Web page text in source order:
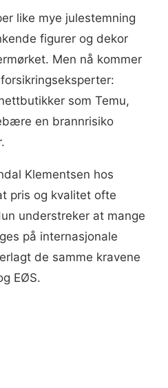
like mye julestemning
figurer og dekor
Men nå kommer
som Temu,
en brannrisiko
Klementsen hos
pris og kvalitet ofte
understreker at mange
på internasjonale
de samme kravene
EØS.